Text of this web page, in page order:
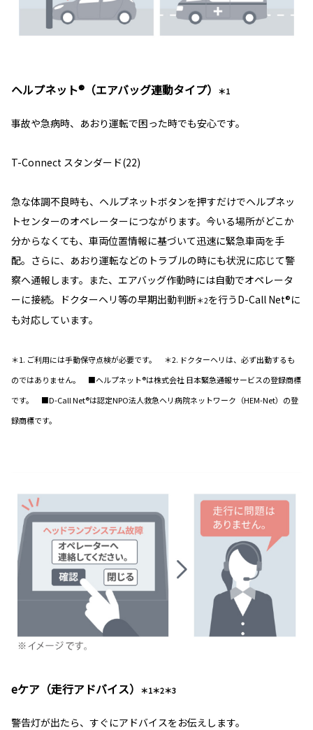
ヘルプネット®（エアバッグ連動タイプ） ＊1
事故や急病時、あおり運転で困った時でも安心です。
T-Connect スタンダード(22)
急な体調不良時も、ヘルプネットボタンを押すだけでヘルプネッ
トセンターのオペレーターにつながります。今いる場所がどこか
分からなくても、車両位置情報に基づいて迅速に緊急車両を手
配。さらに、あおり運転などのトラブルの時にも状況に応じて警
察へ通報します。また、エアバッグ作動時には自動でオペレータ
ーに接続。ドクターヘリ等の早期出動判断＊2を行うD-Call Net®に
も対応しています。
＊1. ご利用には手動保守点検が必要です。 ＊2. ドクターヘリは、必ず出動するも
のではありません。 ■ヘルプネット®は株式会社 日本緊急通報サービスの登録商標
です。 ■D-Call Net®は認定NPO法人救急ヘリ病院ネットワーク（HEM-Net）の登
録商標です。
eケア（走行アドバイス） ＊1＊2＊3
警告灯が出たら、すぐにアドバイスをお伝えします。